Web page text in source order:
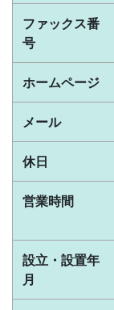
ファックス番
号
ホームページ
メール
休日
営業時間
設立・設置年
月